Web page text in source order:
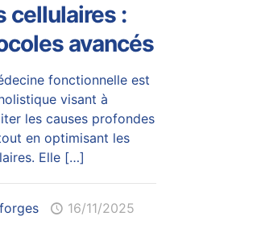
cellulaires :
avancés
fonctionnelle est
visant à
les causes profondes
en optimisant les
Elle[…]
16/11/2025